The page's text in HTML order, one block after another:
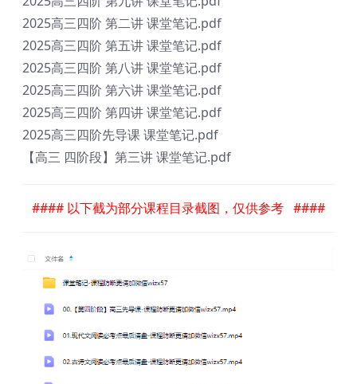
2025高三四阶 第二讲 课堂笔记.pdf
2025高三四阶 第五讲 课堂笔记.pdf
2025高三四阶 第八讲 课堂笔记.pdf
2025高三四阶 第六讲 课堂笔记.pdf
2025高三四阶 第四讲 课堂笔记.pdf
2025高三四阶先导课 课堂笔记.pdf
【高三 四阶段】第三讲 课堂笔记.pdf
#### 以下截为部分课程目录截图，仅供参考 ####